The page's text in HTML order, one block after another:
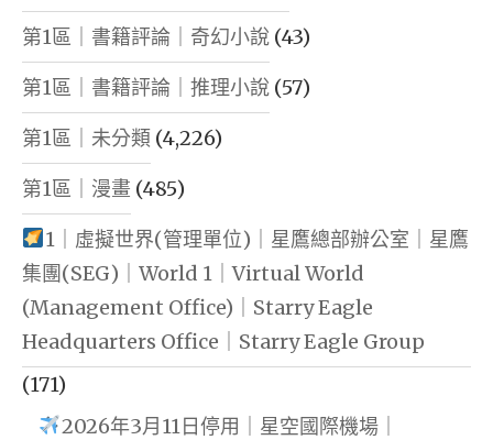
第1區｜書籍評論｜奇幻小說 (43)
第1區｜書籍評論｜推理小說 (57)
第1區｜未分類 (4,226)
第1區｜漫畫 (485)
1｜虛擬世界(管理單位)｜星鷹總部辦公室｜星鷹
集團(SEG)｜World 1｜Virtual World
(Management Office)｜Starry Eagle
Headquarters Office｜Starry Eagle Group
(171)
2026年3月11日停用｜星空國際機場｜